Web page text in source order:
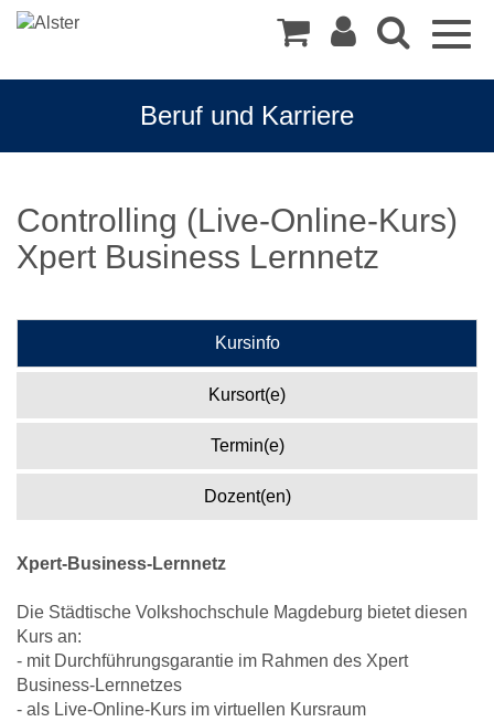
Beruf und Karriere
Controlling (Live-Online-Kurs)
Xpert Business Lernnetz
Kursinfo
Kursort(e)
Termin(e)
Dozent(en)
Xpert-Business-Lernnetz
Die Städtische Volkshochschule Magdeburg bietet diesen
Kurs an:
- mit Durchführungsgarantie im Rahmen des Xpert
Business-Lernnetzes
- als Live-Online-Kurs im virtuellen Kursraum